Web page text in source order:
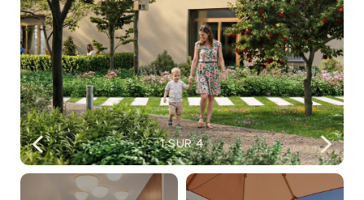
1SUR 4